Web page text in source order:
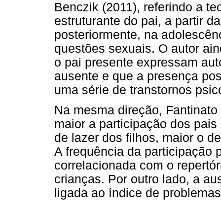
Benczik (2011), referindo a
estruturante do pai, a partir
posteriormente, na
questões sexuais. O autor
o pai presente expressam
ausente e que a presença
uma série de transtornos
Na mesma direção,
maior a participação dos
de lazer dos filhos, maior o
A frequência da participação
correlacionada com o
crianças. Por outro lado, a
ligada ao índice de